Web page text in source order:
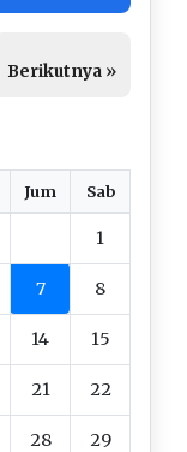
Berikutnya »
Jum Sab
1
7 8
14 15
21 22
28 29